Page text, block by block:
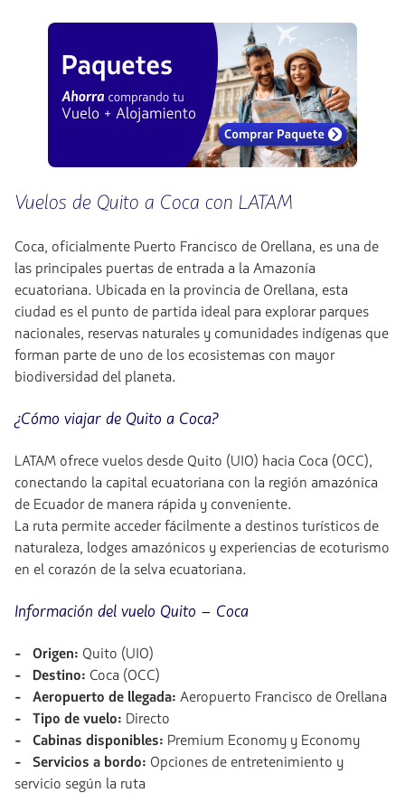
Vuelos de Quito a Coca con LATAM
Coca, oficialmente Puerto Francisco de Orellana, es una de
las principales puertas de entrada a la Amazonía
ecuatoriana. Ubicada en la provincia de Orellana, esta
ciudad es el punto de partida ideal para explorar parques
nacionales, reservas naturales y comunidades indígenas que
forman parte de uno de los ecosistemas con mayor
biodiversidad del planeta.
¿Cómo viajar de Quito a Coca?
LATAM ofrece vuelos desde Quito (UIO) hacia Coca (OCC),
conectando la capital ecuatoriana con la región amazónica
de Ecuador de manera rápida y conveniente.
La ruta permite acceder fácilmente a destinos turísticos de
naturaleza, lodges amazónicos y experiencias de ecoturismo
en el corazón de la selva ecuatoriana.
Información del vuelo Quito – Coca
- Origen: Quito (UIO)
- Destino: Coca (OCC)
- Aeropuerto de llegada: Aeropuerto Francisco de Orellana
- Tipo de vuelo: Directo
- Cabinas disponibles: Premium Economy y Economy
- Servicios a bordo: Opciones de entretenimiento y
servicio según la ruta